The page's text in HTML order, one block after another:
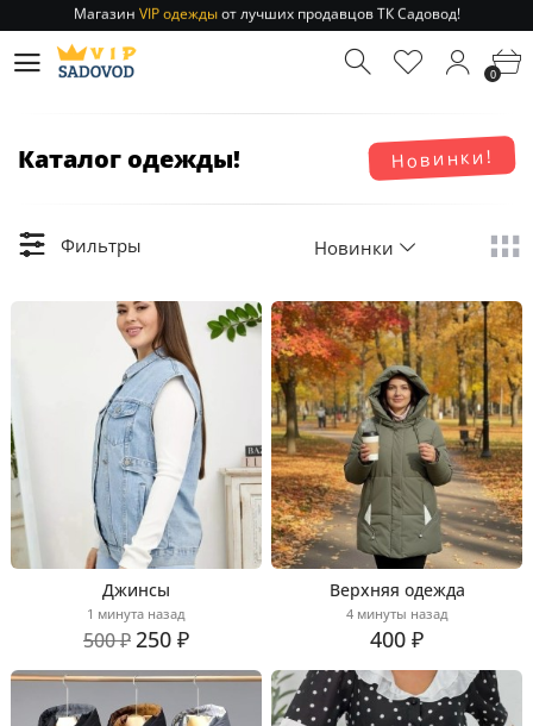
Отправление заказа 1-3 дняпо РФ и МСК!
Магазин
от лучших продавцов ТК Садовод!
0
Новинки!
Каталог одежды!
Фильтры Новинки
Джинсы
1 минута назад
500 ₽250 ₽
Верхняя одежда
4 минуты назад
400 ₽